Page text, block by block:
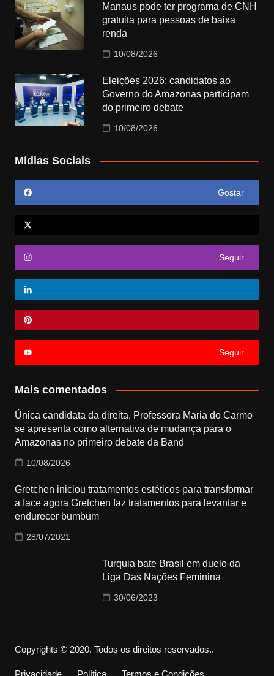
Manaus pode ter programa de CNH
gratuita para pessoas de baixa
renda
10/08/2026
Eleições 2026: candidatos ao
Governo do Amazonas participam
do primeiro debate
10/08/2026
Mídias Sociais
Gostar
Seguir
Seguir
Mais comentados
Única candidata da direita, Professora Maria do Carmo
se apresenta como alternativa de mudança para o
Amazonas no primeiro debate da Band
10/08/2026
Gretchen iniciou tratamentos estéticos para transformar
a face agora Gretchen faz tratamentos para levantar e
endurecer bumbum
28/07/2021
Turquia bate Brasil em duelo da
Liga Das Nações Feminina
30/06/2023
Copyrights © 2020. Todos os direitos reservados..
Privacidade Política Termos e Condições